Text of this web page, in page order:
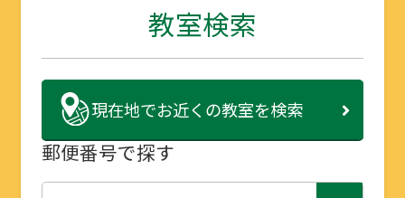
教室検索
現在地でお近くの教室を検索
郵便番号で探す